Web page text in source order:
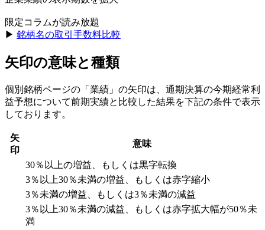
限定コラムが読み放題
▶︎ 銘柄名の取引手数料比較
矢印の意味と種類
個別銘柄ページの「業績」の矢印は、通期決算の今期経常利
益予想について前期実績と比較した結果を下記の条件で表示
しております。
矢
印
意味
30％以上の増益、もしくは黒字転換
3％以上30％未満の増益、もしくは赤字縮小
3％未満の増益、もしくは3％未満の減益
3％以上30％未満の減益、もしくは赤字拡大幅が50％未
満